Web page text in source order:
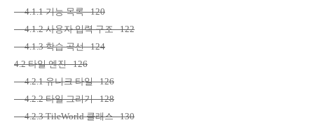
4.1.1기능 목록120
4.1.2사용자 입력 구조122
4.1.3학습 곡선124
4.2타일 엔진126
4.2.1유니크 타일126
4.2.2타일 그리기128
4.2.3 TileWorld클래스130